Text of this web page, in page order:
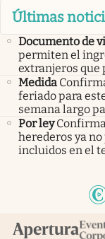
Últimas
Documento de
permiten el
extranjeros que
Medida
feriado para
semana largo
Por ley
herederos ya
incluidos en el